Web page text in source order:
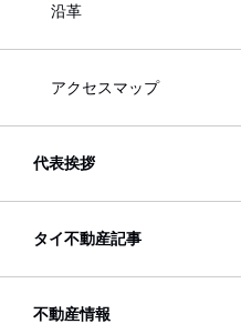
沿革
アクセスマップ
代表挨拶
タイ不動産記事
不動産情報